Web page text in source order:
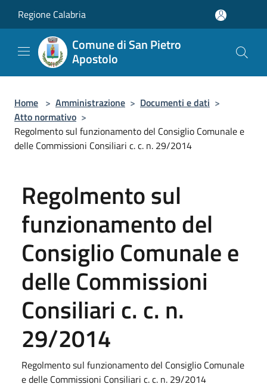
Regione Calabria
Comune di San Pietro
Apostolo
Home > Amministrazione > Documenti e dati >
Atto normativo >
Regolmento sul funzionamento del Consiglio Comunale e
delle Commissioni Consiliari c. c. n. 29/2014
Regolmento sul
funzionamento del
Consiglio Comunale e
delle Commissioni
Consiliari c. c. n.
29/2014
Regolmento sul funzionamento del Consiglio Comunale
e delle Commissioni Consiliari c. c. n. 29/2014